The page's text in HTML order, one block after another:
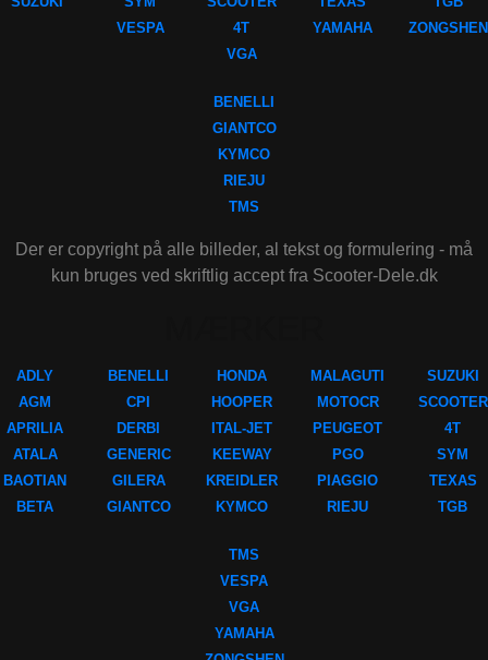
VESPA
4T
VGA
YAMAHA
ZONGSHEN
BENELLI
GIANTCO
KYMCO
RIEJU
TMS
Der er copyright på alle billeder, al tekst og formulering - må
kun bruges ved skriftlig accept fra Scooter-Dele.dk
ADLY
AGM
APRILIA
ATALA
BAOTIAN
BETA
BENELLI
CPI
DERBI
GENERIC
GILERA
GIANTCO
HONDA
HOOPER
ITAL-JET
KEEWAY
KREIDLER
KYMCO
MALAGUTI
MOTOCR
PEUGEOT
PGO
PIAGGIO
RIEJU
SUZUKI
SCOOTER
4T
SYM
TEXAS
TGB
TMS
VESPA
VGA
YAMAHA